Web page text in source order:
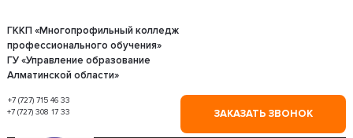
content
ГККП «Многопрофильный колледж
профессионального обучения»
ГУ «Управление образование
Алматинской области»
+7 (727) 715 46 33
+7 (727) 308 17 33
ЗАКАЗАТЬ ЗВОНОК